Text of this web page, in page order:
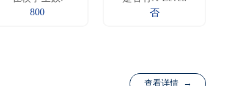
800
否
查看详情 →